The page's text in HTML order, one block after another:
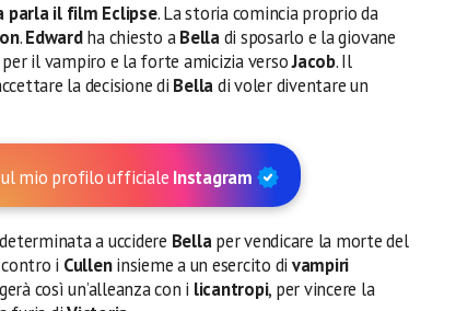
parla il film Eclipse. La storia comincia proprio da
.Edwardha chiesto aBelladi sposarlo e la giovane
il vampiro e la forte amicizia versoJacob. Il
la decisione di Belladi voler diventare un
mio profilo ufficiale Instagram
a uccidere Bellaper vendicare la morte del
i Culleninsieme a un esercito di vampiri
così un’alleanza con i licantropi, per vincere la